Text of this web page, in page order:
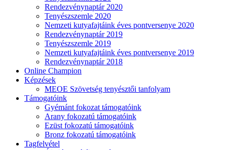
Rendezvénynaptár 2020
Tenyészszemle 2020
Nemzeti kutyafajtáink éves pontversenye 2020
Rendezvénynaptár 2019
Tenyészszemle 2019
Nemzeti kutyafajtáink éves pontversenye 2019
Rendezvénynaptár 2018
Online Champion
Képzések
MEOE Szövetség tenyésztői tanfolyam
Támogatóink
Gyémánt fokozat támogatóink
Arany fokozatú támogatóink
Ezüst fokozatú támogatóink
Bronz fokozatú támogatóink
Tagfelvétel